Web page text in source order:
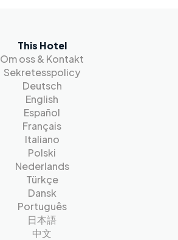
This Hotel
Om oss & Kontakt
Sekretesspolicy
Deutsch
English
Español
Français
Italiano
Polski
Nederlands
Türkçe
Dansk
Português
日本語
中文